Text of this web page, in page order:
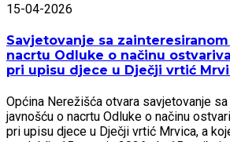
15-04-2026
Savjetovanje sa
nacrtu Odluke o načinu
pri upisu djece u Dječji vrtić
Općina Nerežišća otvara savjetovanje
javnošću o nacrtu Odluke o načinu
pri upisu djece u Dječji vrtić Mrvica, a